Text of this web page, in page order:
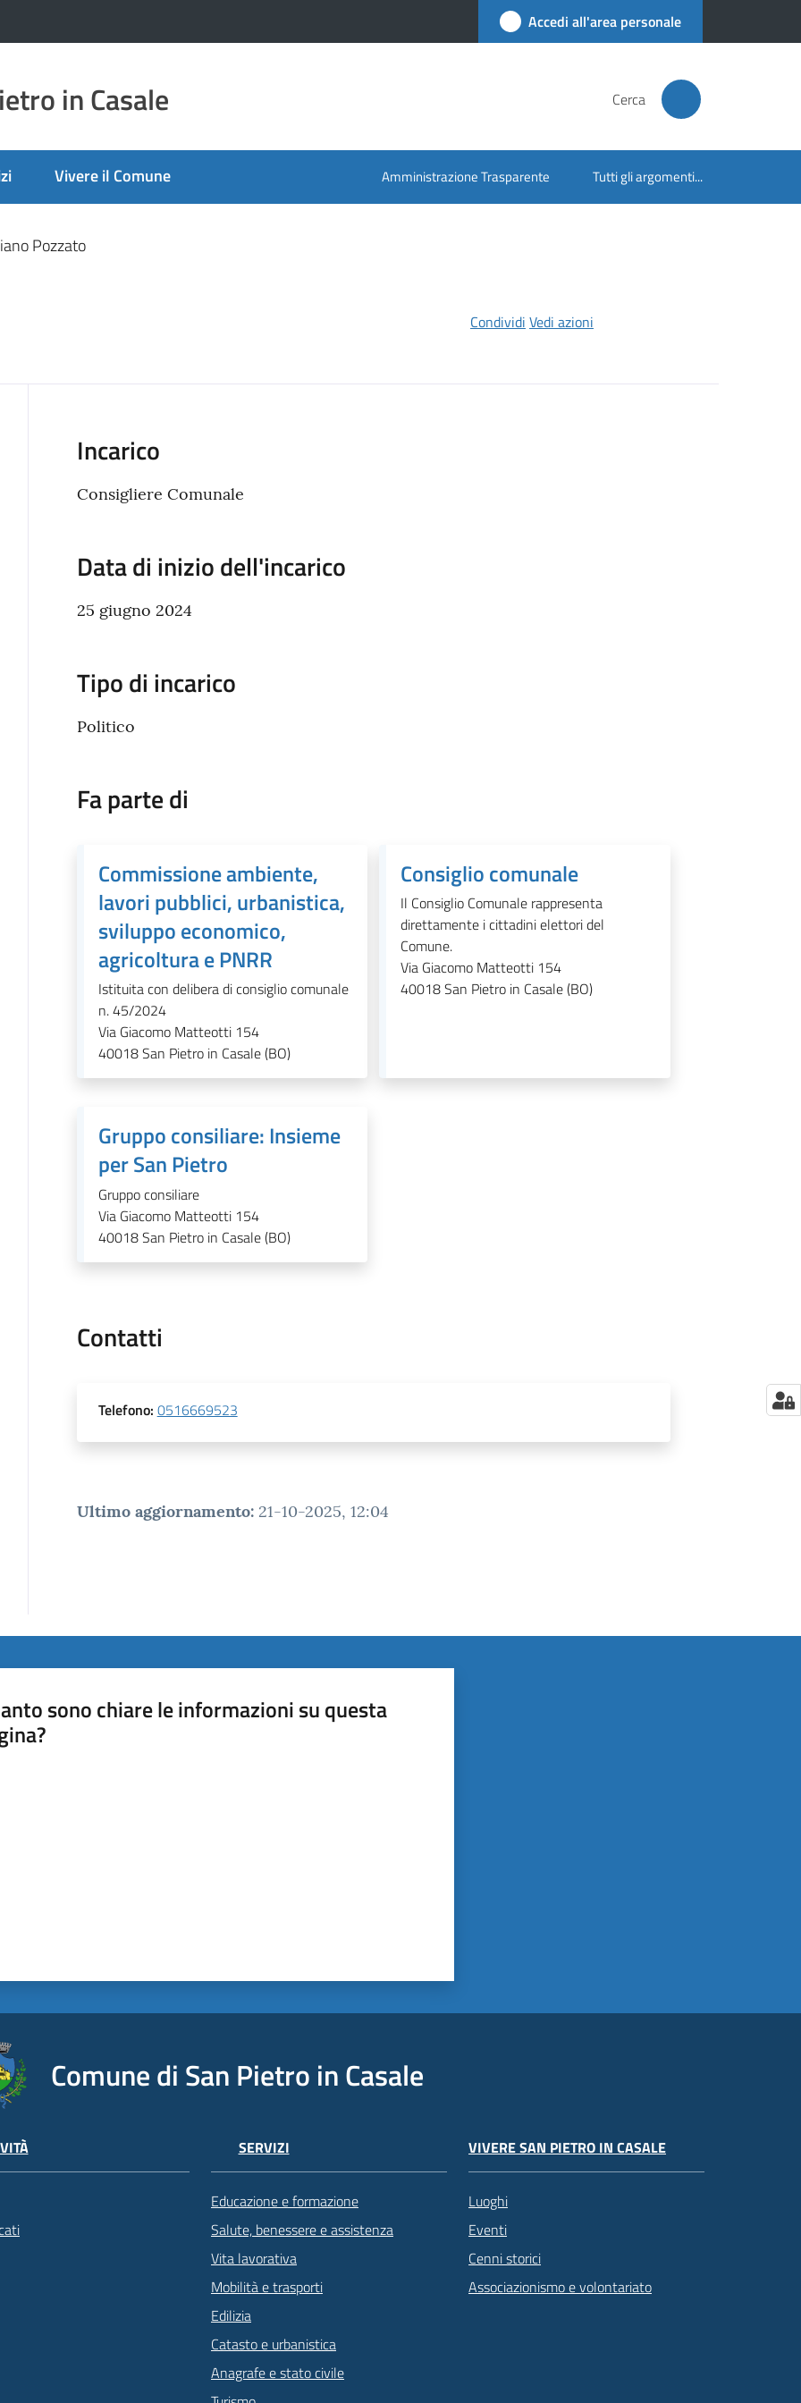
Accedi all'area personale
in Casale Cerca
Vivere il Comune Amministrazione Trasparente Tutti gli argomenti...
Pozzato
Condividi Vedi azioni
Incarico
Consigliere Comunale
Data di inizio dell'incarico
25 giugno 2024
Tipo di incarico
Politico
Fa parte di
Commissione ambiente,
lavori pubblici, urbanistica,
sviluppo economico,
agricoltura e PNRR
Istituita con delibera di consiglio comunale
n. 45/2024
Via Giacomo Matteotti 154
40018San Pietro in Casale (BO)
Consiglio comunale
Il Consiglio Comunale rappresenta
direttamente i cittadini elettori del
Comune.
Via Giacomo Matteotti 154
40018San Pietro in Casale (BO)
Gruppo consiliare: Insieme
per San Pietro
Gruppo consiliare
Via Giacomo Matteotti 154
40018San Pietro in Casale (BO)
Contatti
Telefono: 0516669523
Ultimo aggiornamento: 21-10-2025, 12:04
sono chiare le informazioni su questa
Comune di San Pietro in Casale
SERVIZI
Educazione e formazione
Salute, benessere e assistenza
Vita lavorativa
Mobilità e trasporti
Edilizia
Catasto e urbanistica
Anagrafe e stato civile
VIVERE SAN PIETRO IN CASALE
Luoghi
Eventi
Cenni storici
Associazionismo e volontariato